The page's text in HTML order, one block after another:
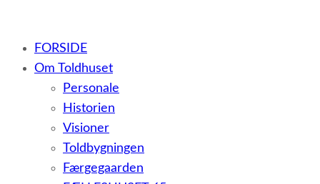
– et botilbud til voksne udviklingshæmmede og sent
udviklede personer samt voksne med psykiske lidelser
FORSIDE
Om Toldhuset
Personale
Historien
Visioner
Toldbygningen
Færgegaarden